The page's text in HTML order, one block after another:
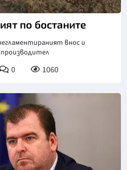
по бостаните
внос и
0 1060